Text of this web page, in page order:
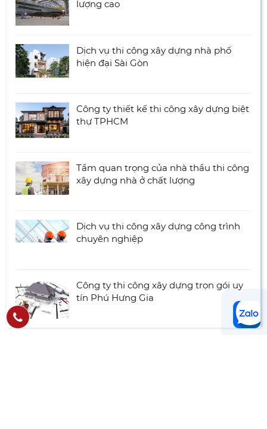
lượng cao
Dịch vụ thi công xây dựng nhà phố
hiện đại Sài Gòn
Công ty thiết kế thi công xây dựng biệt
thự TPHCM
Tầm quan trọng của nhà thầu thi công
xây dựng nhà ở chất lượng
Dịch vụ thi công xây dựng công trình
chuyên nghiệp
Công ty thi công xây dựng trọn gói uy
tín Phú Hưng Gia